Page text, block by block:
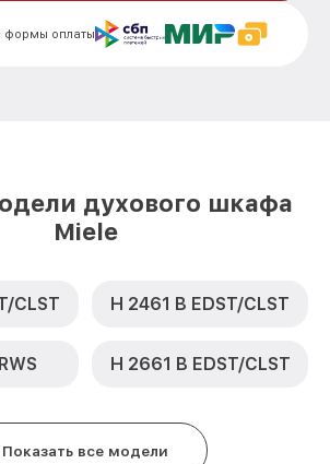
H 6890 BP
от 500₽
оплаты
духового шкафа
Miele
CLST H 2461 B EDST/CLST
H 2661 B EDST/CLST
Показать все модели